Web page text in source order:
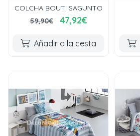
COLCHA BOUTI SAGUNTO
59,90€
47,92€
Añadir a la cesta